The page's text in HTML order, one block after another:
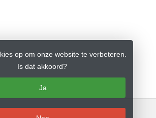
op om onze website te verbeteren.
Is dat akkoord?
Ja